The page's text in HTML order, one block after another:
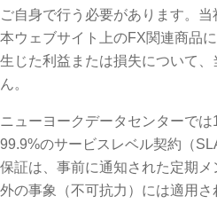
ご自身で行う必要があります。
本ウェブサイト上のFX関連商品
生じた利益または損失について
ん。
ニューヨークデータセンターで
99.9%のサービスレベル契約（
保証は、事前に通知された定期
外の事象（不可抗力）には適用